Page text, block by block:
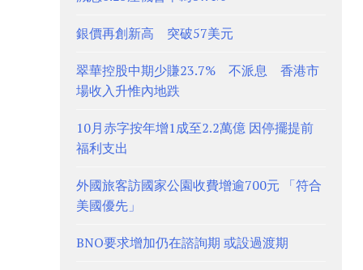
銀價再創新高 突破57美元
翠華控股中期少賺23.7% 不派息 香港市
場收入升惟內地跌
10月赤字按年增1成至2.2萬億 因停擺提前
福利支出
外國旅客訪國家公園收費增逾700元 「符合
美國優先」
BNO要求增加仍在諮詢期 或設過渡期